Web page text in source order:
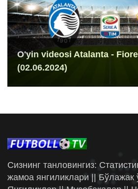
O'yin videosi Atalanta -
(02.06.2024)
Сизнинг танловингиз:
жамоа янгиликлари || Бўлажак